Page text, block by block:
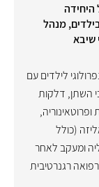
היחידה
מנהל
שיבא
לילדים עם
השתן, דלקות
,
(כולל
ומעקב לאחר
רגנרטיבית